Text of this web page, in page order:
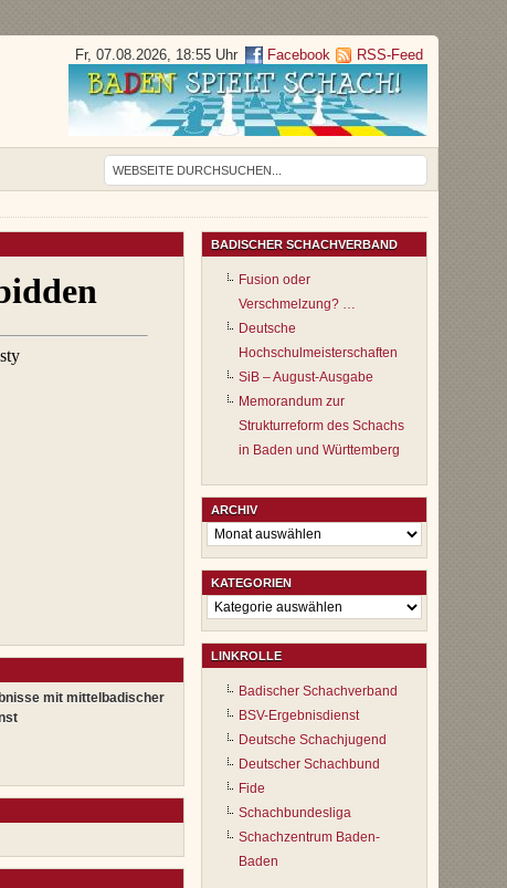
Fr, 07.08.2026, 18:55 Uhr Facebook RSS-Feed
mit mittelbadischer
BADISCHER SCHACHVERBAND
Fusion oder
Verschmelzung? …
Deutsche
Hochschulmeisterschaften
SiB – August-Ausgabe
Memorandum zur
Strukturreform des Schachs
in Baden und Württemberg
ARCHIV
Archiv
KATEGORIEN
Kategorien
LINKROLLE
Badischer Schachverband
BSV-Ergebnisdienst
Deutsche Schachjugend
Deutscher Schachbund
Fide
Schachbundesliga
Schachzentrum Baden-
Baden